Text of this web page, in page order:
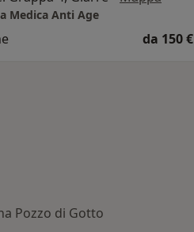
Medica Anti Age
da 150 €
Pozzo di Gotto